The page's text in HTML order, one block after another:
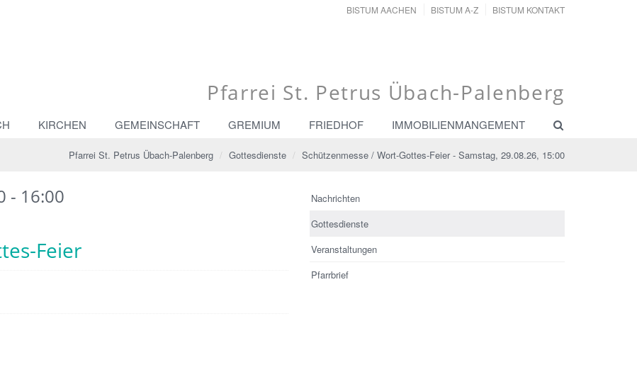
BISTUM AACHEN BISTUM A-Z BISTUM KONTAKT
Pfarrei St. Petrus Übach-Palenberg
KIRCHEN GEMEINSCHAFT GREMIUM FRIEDHOF IMMOBILIENMANGEMENT
Pfarrei St. Petrus Übach-Palenberg Gottesdienste Schützenmesse / Wort-Gottes-Feier - Samstag, 29.08.26, 15:00
Feier
- 16:00
Nachrichten
Gottesdienste
Veranstaltungen
Pfarrbrief